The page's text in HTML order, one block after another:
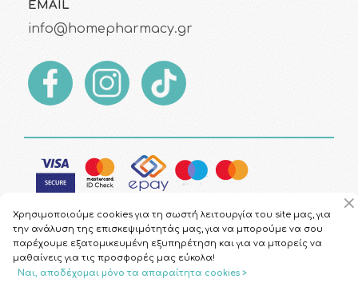
EMAIL
info@homepharmacy.gr
Copyright © 2026HomePharmacy.gr
Χρησιμοποιούμε cookies για τη σωστή λειτουργία του site μας, για
την ανάλυση της επισκεψιμότητάς μας, για να μπορούμε να σου
παρέχουμε εξατομικευμένη εξυπηρέτηση και για να μπορείς να
μαθαίνεις για τις προσφορές μας εύκολα!
Ναι, αποδέχομαι μόνο τα απαραίτητα cookies >